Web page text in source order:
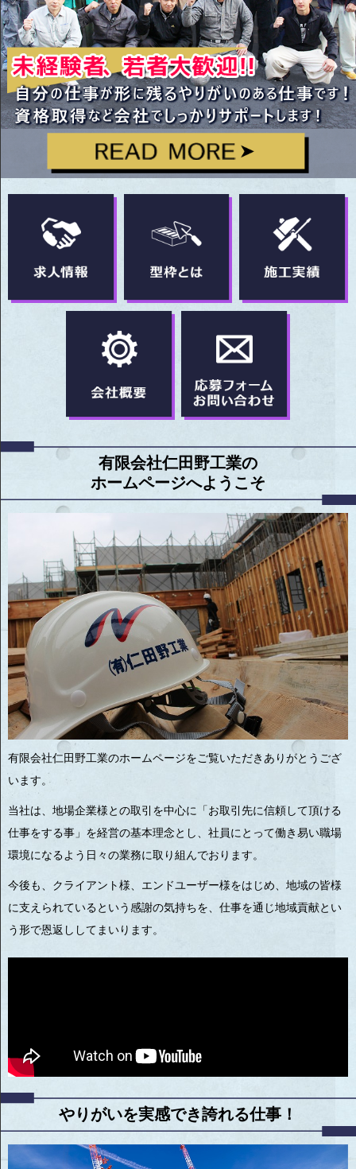
有限会社仁田野工業の
ホームページへようこそ
有限会社仁田野工業のホームページをご覧いただきありがとうござ
います。
当社は、地場企業様との取引を中心に「お取引先に信頼して頂ける
仕事をする事」を経営の基本理念とし、社員にとって働き易い職場
環境になるよう日々の業務に取り組んでおります。
今後も、クライアント様、エンドユーザー様をはじめ、地域の皆様
に支えられているという感謝の気持ちを、仕事を通じ地域貢献とい
う形で恩返ししてまいります。
やりがいを実感でき誇れる仕事！